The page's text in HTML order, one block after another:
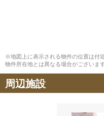
※地図上に表示される物件の位置は付
物件所在地とは異なる場合がございます
周辺施設